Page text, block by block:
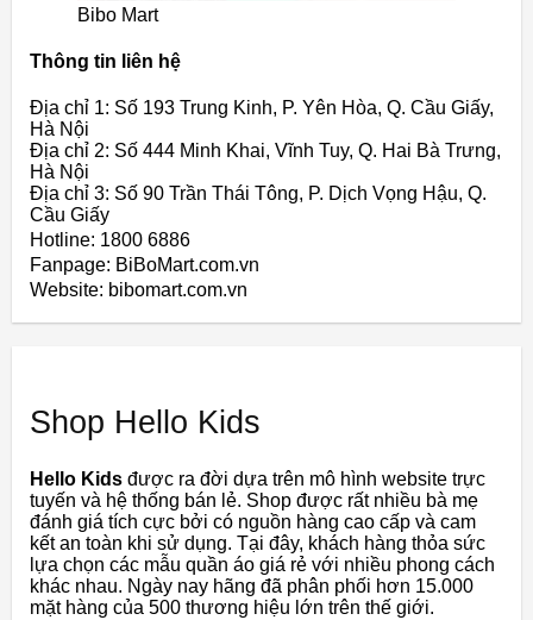
Bibo Mart
Thông tin liên hệ
Địa chỉ 1: Số 193 Trung Kinh, P. Yên Hòa, Q. Cầu Giấy,
Hà Nội
Địa chỉ 2: Số 444 Minh Khai, Vĩnh Tuy, Q. Hai Bà Trưng,
Hà Nội
Địa chỉ 3: Số 90 Trần Thái Tông, P. Dịch Vọng Hậu, Q.
Cầu Giấy
Hotline: 1800 6886
Fanpage: BiBoMart.com.vn
Website: bibomart.com.vn
Shop Hello Kids
Hello Kids được ra đời dựa trên mô hình website trực
tuyến và hệ thống bán lẻ. Shop được rất nhiều bà mẹ
đánh giá tích cực bởi có nguồn hàng cao cấp và cam
kết an toàn khi sử dụng. Tại đây, khách hàng thỏa sức
lựa chọn các mẫu quần áo giá rẻ với nhiều phong cách
khác nhau. Ngày nay hãng đã phân phối hơn 15.000
mặt hàng của 500 thương hiệu lớn trên thế giới.